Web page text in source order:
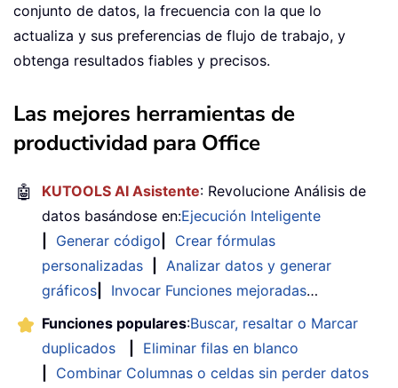
conjunto de datos, la frecuencia con la que lo
actualiza y sus preferencias de flujo de trabajo, y
obtenga resultados fiables y precisos.
Las mejores herramientas de
productividad para Office
🤖 KUTOOLS AI Asistente: Revolucione Análisis de
datos basándose en:Ejecución Inteligente
Generar código
Crear fórmulas
personalizadas
Analizar datos y generar
gráficos
Invocar Funciones mejoradas…
Funciones populares:Buscar, resaltar o Marcar
duplicados
Eliminar filas en blanco
Combinar Columnas o celdas sin perder datos